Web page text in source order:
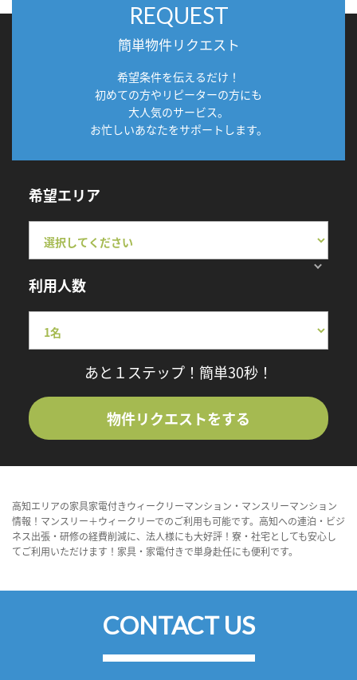
REQUEST
簡単物件リクエスト
希望条件を伝えるだけ！
初めての方やリピーターの方にも
大人気のサービス。
お忙しいあなたをサポートします。
希望エリア
利用人数
あと１ステップ！簡単30秒！
物件リクエストをする
高知エリアの家具家電付きウィークリーマンション・マンスリーマンション
情報！マンスリー＋ウィークリーでのご利用も可能です。高知への連泊・ビジ
ネス出張・研修の経費削減に、法人様にも大好評！寮・社宅としても安心し
てご利用いただけます！家具・家電付きで単身赴任にも便利です。
CONTACT US